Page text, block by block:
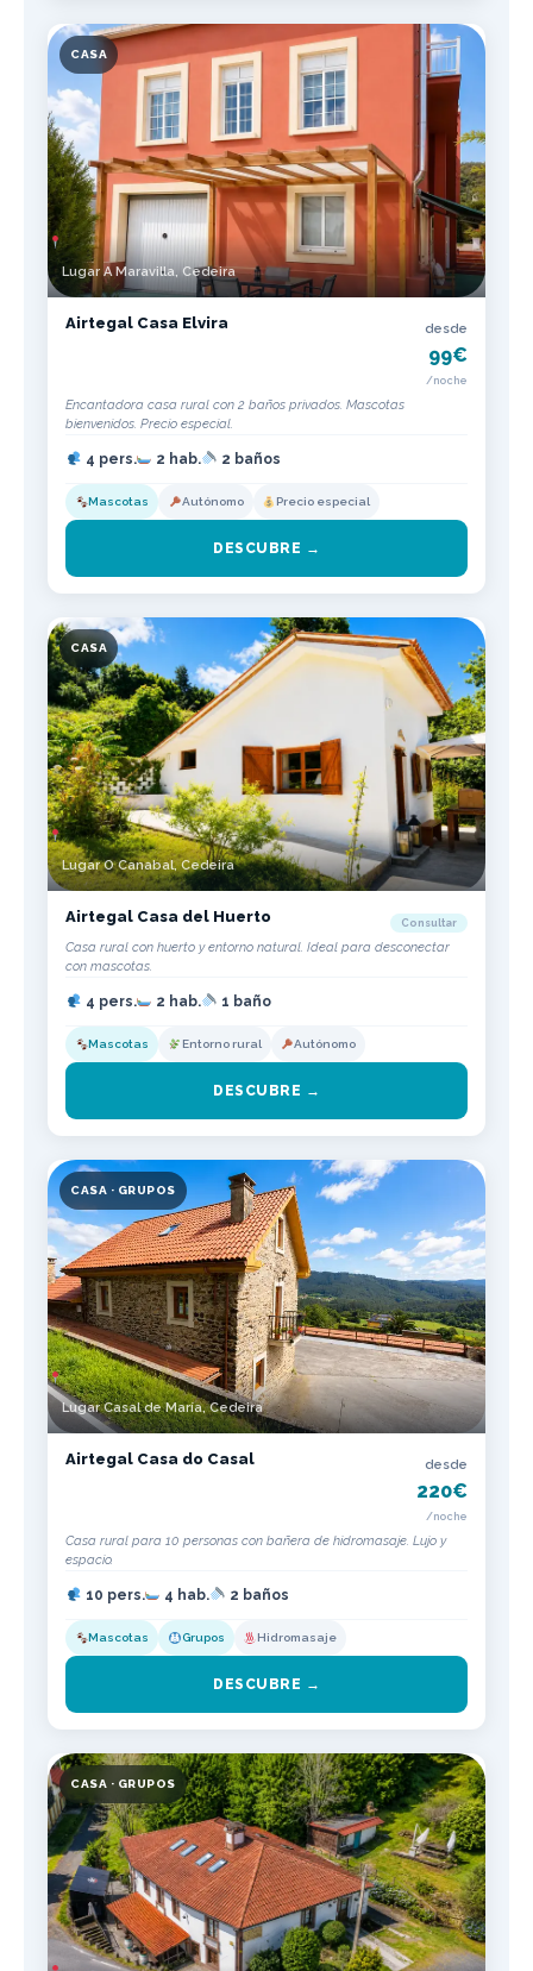
CASA
Lugar A Maravilla, Cedeira
Airtegal Casa Elvira desde
99€
/noche
Encantadora casa rural con 2 baños privados. Mascotas
bienvenidos. Precio especial.
4 pers. 2 hab. 2 baños
Mascotas Autónomo Precio especial
DESCUBRE →
CASA
Lugar O Canabal, Cedeira
Airtegal Casa del Huerto Consultar
Casa rural con huerto y entorno natural. Ideal para desconectar
con mascotas.
4 pers. 2 hab. 1 baño
Mascotas Entorno rural Autónomo
DESCUBRE →
CASA · GRUPOS
Lugar Casal de María, Cedeira
Airtegal Casa do Casal desde
220€
/noche
Casa rural para 10 personas con bañera de hidromasaje. Lujo y
espacio.
10 pers. 4 hab. 2 baños
Mascotas Grupos Hidromasaje
DESCUBRE →
CASA · GRUPOS